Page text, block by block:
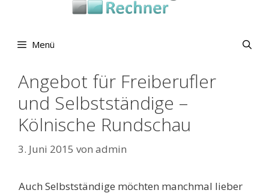
Menü
Angebot für Freiberufler
und Selbstständige –
Kölnische Rundschau
3. Juni 2015 von admin
Auch Selbstständige möchten manchmal lieber